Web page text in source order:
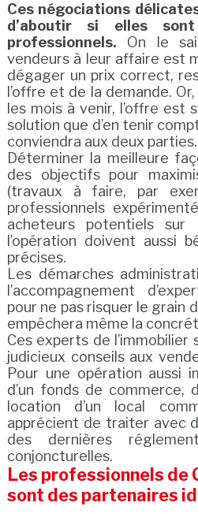
Ces négociations
d’aboutir si elles
professionnels. On le
vendeurs à leur affaire est
dégager un prix correct,
l’offre et de la demande.
les mois à venir, l’offre est
solution que d’en tenir
conviendra aux deux parties.
Déterminer la meilleure
des objectifs pour
(travaux à faire, par
professionnels
acheteurs potentiels sur
l’opération doivent aussi
précises.
Les démarches
l’accompagnement
pour ne pas risquer le grain
empêchera même la
Ces experts de
judicieux conseils aux
Pour une opération aussi
d’un fonds de commerce,
location d’un local
apprécient de traiter avec
des dernières
conjoncturelles.
Les professionnels de
sont des partenaires